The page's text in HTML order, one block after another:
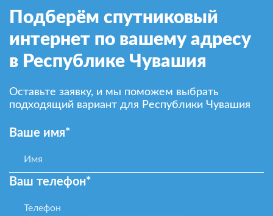
Подберём спутниковый
интернет по вашему адресу
в Республике Чувашия
Оставьте заявку, и мы поможем выбрать
подходящий вариант для Республики Чувашия
Ваше имя*
Ваш телефон*